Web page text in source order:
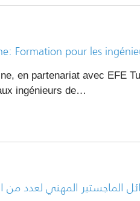
Formation pour les
, en partenariat avec EFE
ingénieurs de…
الماجستير المهني لعدد من